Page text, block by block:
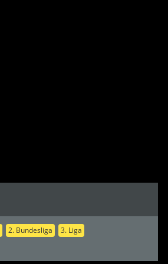
2. Bundesliga
3. Liga